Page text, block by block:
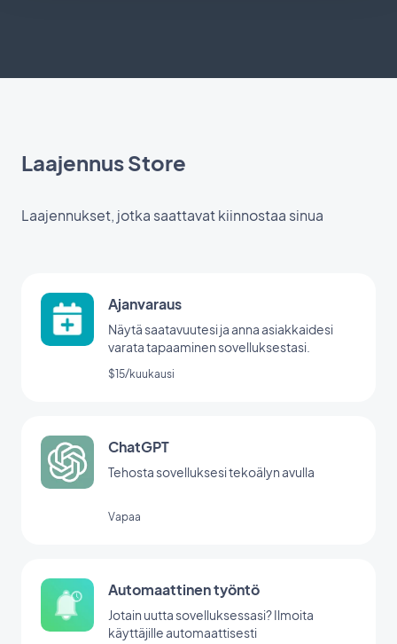
Laajennus Store
Laajennukset, jotka saattavat kiinnostaa sinua
Ajanvaraus
Näytä saatavuutesi ja anna asiakkaidesi
varata tapaaminen sovelluksestasi.
$15/kuukausi
ChatGPT
Tehosta sovelluksesi tekoälyn avulla
Vapaa
Automaattinen työntö
Jotain uutta sovelluksessasi? Ilmoita
käyttäjille automaattisesti